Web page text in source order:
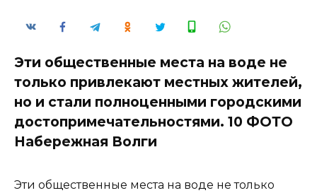
Эти общественные места на воде не
только привлекают местных жителей,
но и стали полноценными городскими
достопримечательностями. 10 ФОТО
Набережная Волги
Эти общественные места на воде не только